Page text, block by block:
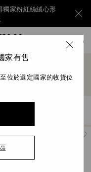
獨家粉紅絲絨心形
獨家粉紅絲絨心形
獨家粉紅絲絨心形
殼
Max 增添光彩。每款手機殼
。
家有售
位於選定國家的收貨位